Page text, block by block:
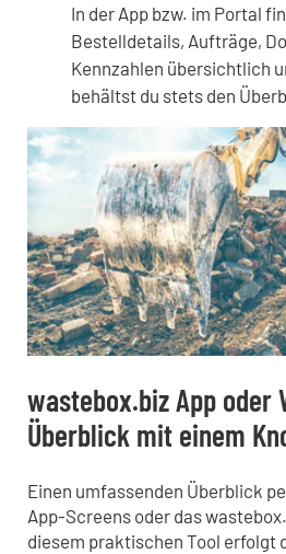
In der App bzw. im Portal
Bestelldetails, Aufträge,
Kennzahlen übersichtlich
behältst du stets den
wastebox.biz App oder
Überblick mit einem
Einen umfassenden Überblick
App-Screens oder das
diesem praktischen Tool erfolgt